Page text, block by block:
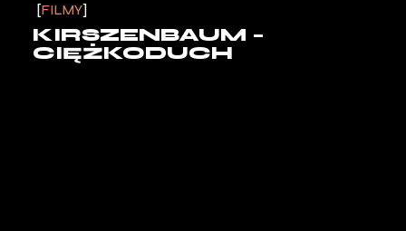
FILMY
KIRSZENBAUM –
CIĘŻKODUCH